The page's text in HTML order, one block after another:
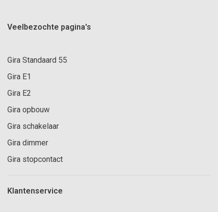
Veelbezochte pagina's
Gira Standaard 55
Gira E1
Gira E2
Gira opbouw
Gira schakelaar
Gira dimmer
Gira stopcontact
Klantenservice